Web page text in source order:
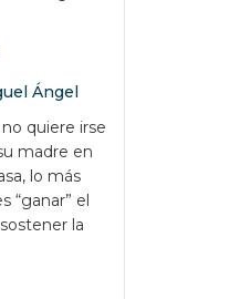
Ángel
quiere irse
madre en
lo más
“ganar” el
la